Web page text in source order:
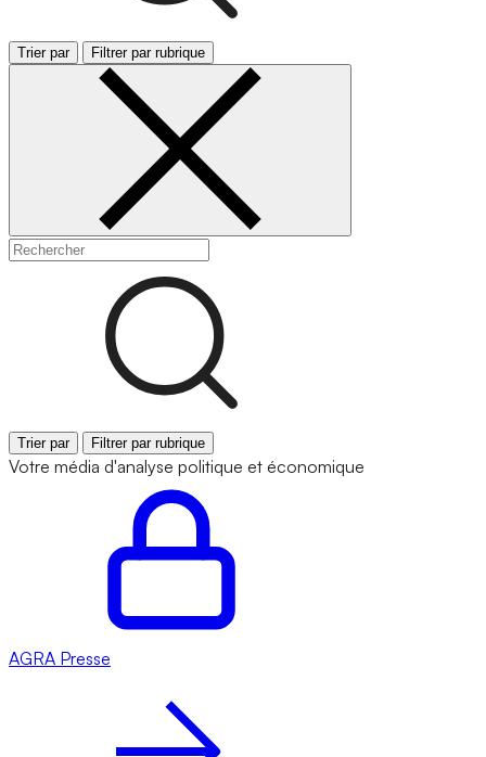
Trier par Filtrer par rubrique
Trier par Filtrer par rubrique
Votre média d'analyse politique et économique
AGRA Presse